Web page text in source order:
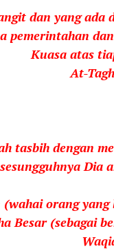
dan yang ada
pemerintahan
Kuasa atas
At-
tasbih dengan
Dia
(wahai orang
Besar (sebagai